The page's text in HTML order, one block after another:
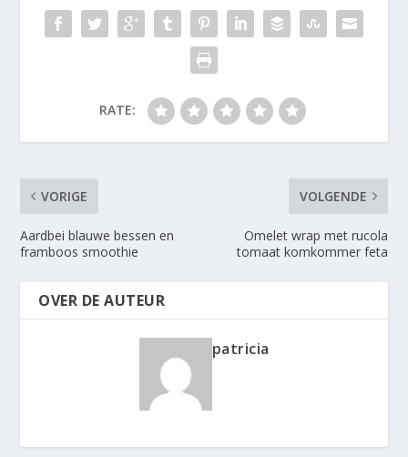
RATE:
VORIGE
Aardbei blauwe bessen en
framboos smoothie
VOLGENDE
Omelet wrap met rucola
tomaat komkommer feta
OVER DE AUTEUR
patricia